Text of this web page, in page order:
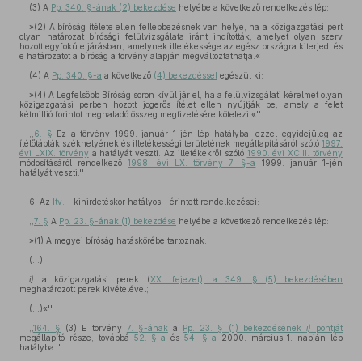
(3) A Pp. 340. §-ának (2) bekezdése helyébe a következő rendelkezés lép:
»(2) A bíróság ítélete ellen fellebbezésnek van helye, ha a közigazgatási pert
olyan határozat bírósági felülvizsgálata iránt indították, amelyet olyan szerv
hozott egyfokú eljárásban, amelynek illetékessége az egész országra kiterjed, és
e határozatot a bíróság a törvény alapján megváltoztathatja.«
(4) A Pp. 340. §-a a következő (4) bekezdéssel egészül ki:
»(4) A Legfelsőbb Bíróság soron kívül jár el, ha a felülvizsgálati kérelmet olyan
közigazgatási perben hozott jogerős ítélet ellen nyújtják be, amely a felet
kétmillió forintot meghaladó összeg megfizetésére kötelezi.«''
6. § Ez a törvény 1999. január 1-jén lép hatályba, ezzel egyidejűleg az
ítélőtáblák székhelyének és illetékességi területének megállapításáról szóló 1997.
évi LXIX. törvény a hatályát veszti. Az illetékekről szóló 1990. évi XCIII. törvény
módosításáról rendelkező1998. évi LX. törvény 7. §-a
1999. január 1-jén
hatályát veszti.''
6. Az Itv. – kihirdetéskor hatályos – érintett rendelkezései:
7. § A Pp. 23. §-ának (1) bekezdése helyébe a következő rendelkezés lép:
»(1) A megyei bíróság hatáskörébe tartoznak:
(...)
i) a közigazgatási perek (XX. fejezet), a 349. § (5) bekezdésében
meghatározott perek kivételével;
(...)«''
164. § (3) E törvény 7. §-ának a Pp. 23. § (1) bekezdésének i) pontját
megállapító része, továbbá 52. §-a és54. §-a 2000. március 1. napján lép
hatályba.''